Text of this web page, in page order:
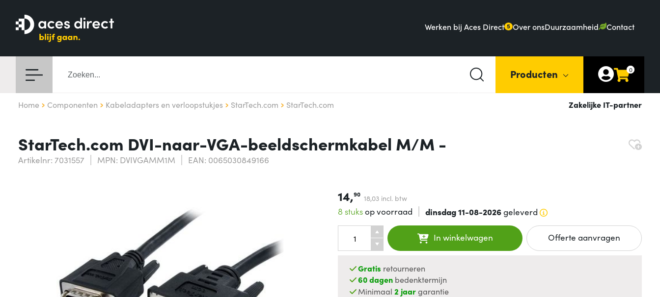
Werken bij Aces Direct 5 Over onsDuurzaamheid Contact
Producten 0
Home Componenten Kabeladapters en verloopstukjes StarTech.com StarTech.com Zakelijke IT-partner
StarTech.com DVI-naar-VGA-beeldschermkabel M/M -
Artikelnr: 7031557 MPN: DVIVGAMM1M EAN: 0065030849166
14,90 18,03 incl. btw
8 stuksop voorraad dinsdag 11-08-2026geleverd
In winkelwagen Offerte aanvragen
Gratis retourneren
60 dagen bedenktermijn
Minimaal2 jaargarantie